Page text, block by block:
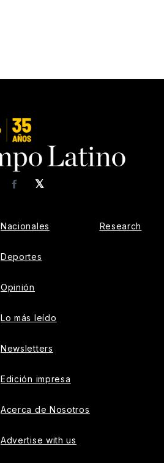
𝕏
Facebook
Nacionales
Deportes
Opinión
Lo más leído
Newsletters
Edición impresa
Acerca de Nosotros
Advertise with us
Research